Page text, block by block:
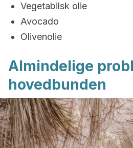
Vegetabilsk olie
Avocado
Olivenolie
Almindelige
hovedbunden